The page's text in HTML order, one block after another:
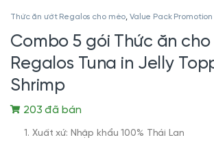
Thức ăn ướt Regalos cho mèo, Value Pack Promotion
Combo 5 gói Thức ăn
Regalos Tuna in Jelly
Shrimp
203 đã bán
Xuất xứ: Nhập khẩu 100% Thái Lan